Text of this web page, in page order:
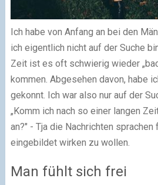
Ich habe von Anfang an bei den
ich eigentlich nicht auf der Suche
Zeit ist es oft schwierig wieder
kommen. Abgesehen davon, habe
gekonnt. Ich war also nur auf der
„Komm ich nach so einer langen
an?" - Tja die Nachrichten
eingebildet wirken zu wollen.
Man fühlt sich frei